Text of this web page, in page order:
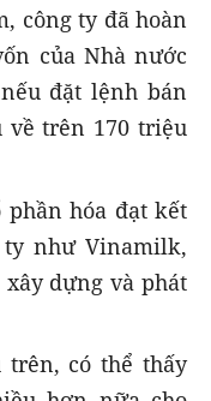
công ty đã hoàn
của Nhà nước
đặt lệnh bán
về trên 170 triệu
hóa đạt kết
như Vinamilk,
xây dựng và phát
trên, có thể thấy